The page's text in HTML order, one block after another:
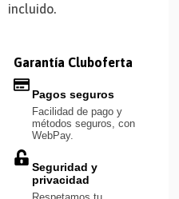
incluido.
Garantía Cluboferta
Pagos seguros
Facilidad de pago y
métodos seguros, con
WebPay.
Seguridad y
privacidad